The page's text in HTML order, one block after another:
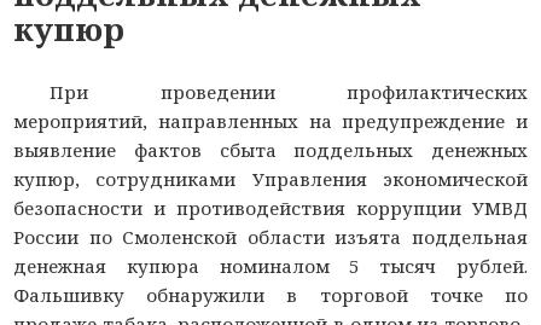
купюр
При проведении профилактических
мероприятий, направленных на предупреждение и
выявление фактов сбыта поддельных денежных
купюр, сотрудниками Управления экономической
безопасности и противодействия коррупции УМВД
России по Смоленской области изъята поддельная
денежная купюра номиналом 5 тысяч рублей.
Фальшивку обнаружили в торговой точке по